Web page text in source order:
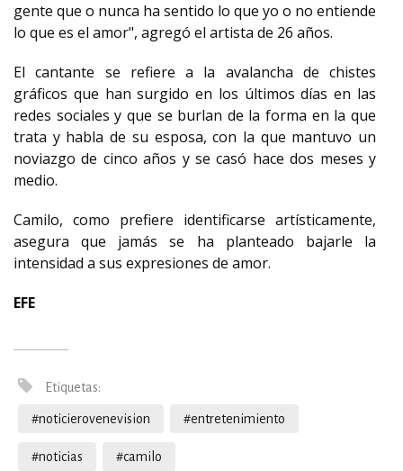
gente que o nunca ha sentido lo que yo o no entiende
lo que es el amor", agregó el artista de 26 años.
El cantante se refiere a la avalancha de chistes
gráficos que han surgido en los últimos días en las
redes sociales y que se burlan de la forma en la que
trata y habla de su esposa, con la que mantuvo un
noviazgo de cinco años y se casó hace dos meses y
medio.
Camilo, como prefiere identificarse artísticamente,
asegura que jamás se ha planteado bajarle la
intensidad a sus expresiones de amor.
EFE
Etiquetas:
#noticierovenevision #entretenimiento
#noticias #camilo